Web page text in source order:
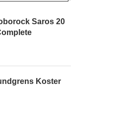
Saros 20
Koster